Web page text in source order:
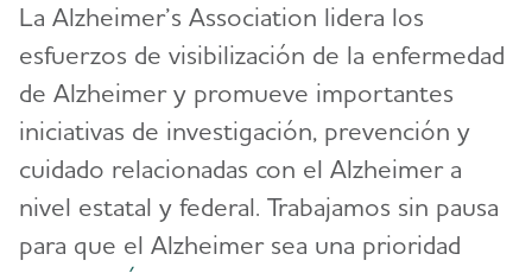
La Alzheimer’s Association lidera los
esfuerzos de visibilización de la enfermedad
de Alzheimer y promueve importantes
iniciativas de investigación, prevención y
cuidado relacionadas con el Alzheimer a
nivel estatal y federal. Trabajamos sin pausa
para que el Alzheimer sea una prioridad